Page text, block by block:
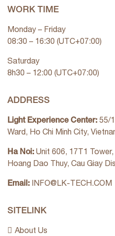
WORK TIME
Monday – Friday
08:30 – 16:30 (UTC+07:00)
Saturday
8h30 – 12:00 (UTC+07:00)
ADDRESS
Light Experience Center: 55/
Ward, Ho Chi Minh City,
Ha Noi: Unit 606, 17T1
Hoang Dao Thuy, Cau Giay
Email: INFO@LK-TECH.COM
SITELINK
About Us